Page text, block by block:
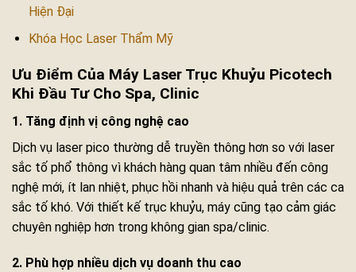
Hiện Đại
Khóa Học Laser Thẩm Mỹ
Ưu Điểm Của Máy Laser Trục Khuỷu Picotech
Khi Đầu Tư Cho Spa, Clinic
1. Tăng định vị công nghệ cao
Dịch vụ laser pico thường dễ truyền thông hơn so với laser
sắc tố phổ thông vì khách hàng quan tâm nhiều đến công
nghệ mới, ít lan nhiệt, phục hồi nhanh và hiệu quả trên các ca
sắc tố khó. Với thiết kế trục khuỷu, máy cũng tạo cảm giác
chuyên nghiệp hơn trong không gian spa/clinic.
2. Phù hợp nhiều dịch vụ doanh thu cao